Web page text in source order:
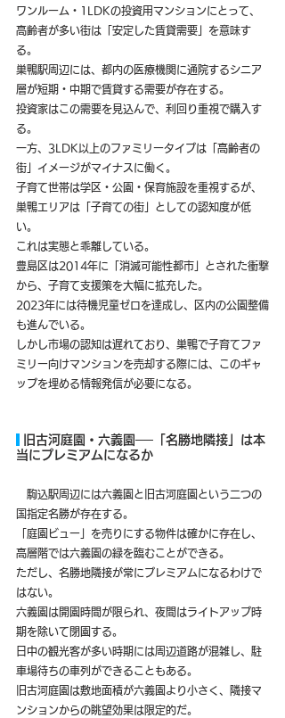
ワンルーム・1LDKの投資用マンションにとって、
高齢者が多い街は「安定した賃貸需要」を意味す
る。
巣鴨駅周辺には、都内の医療機関に通院するシニア
層が短期・中期で賃貸する需要が存在する。
投資家はこの需要を見込んで、利回り重視で購入す
る。
一方、3LDK以上のファミリータイプは「高齢者の
街」イメージがマイナスに働く。
子育て世帯は学区・公園・保育施設を重視するが、
巣鴨エリアは「子育ての街」としての認知度が低
い。
これは実態と乖離している。
豊島区は2014年に「消滅可能性都市」とされた衝撃
から、子育て支援策を大幅に拡充した。
2023年には待機児童ゼロを達成し、区内の公園整備
も進んでいる。
しかし市場の認知は遅れており、巣鴨で子育てファ
ミリー向けマンションを売却する際には、このギャ
ップを埋める情報発信が必要になる。
旧古河庭園・六義園──「名勝地隣接」は本
当にプレミアムになるか
駒込駅周辺には六義園と旧古河庭園という二つの
国指定名勝が存在する。
「庭園ビュー」を売りにする物件は確かに存在し、
高層階では六義園の緑を臨むことができる。
ただし、名勝地隣接が常にプレミアムになるわけで
はない。
六義園は開園時間が限られ、夜間はライトアップ時
期を除いて閉園する。
日中の観光客が多い時期には周辺道路が混雑し、駐
車場待ちの車列ができることもある。
旧古河庭園は敷地面積が六義園より小さく、隣接マ
ンションからの眺望効果は限定的だ。